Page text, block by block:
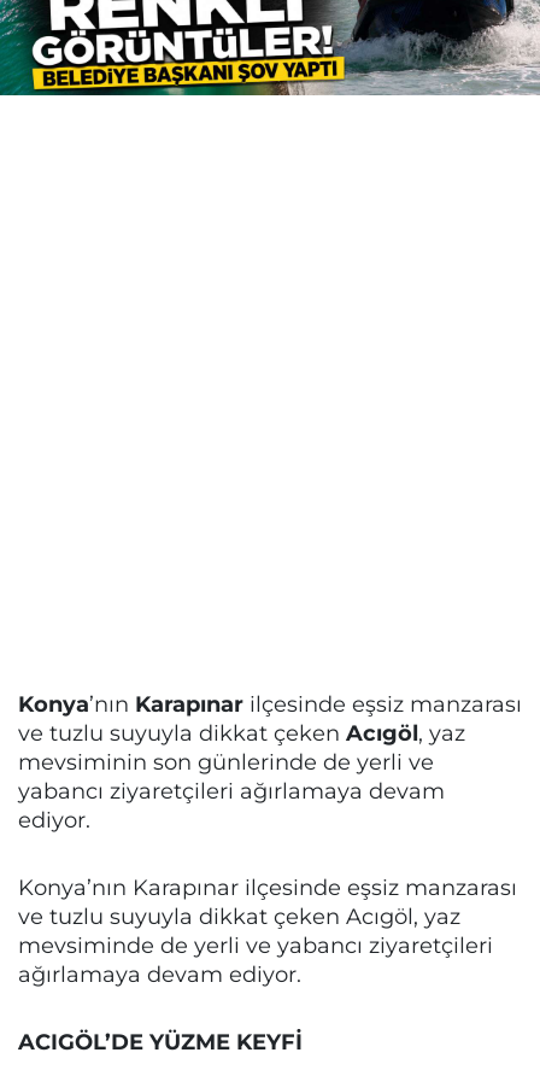
Konya’nın Karapınar ilçesinde eşsiz manzarası
ve tuzlu suyuyla dikkat çeken Acıgöl, yaz
mevsiminin son günlerinde de yerli ve
yabancı ziyaretçileri ağırlamaya devam
ediyor.
Konya’nın Karapınar ilçesinde eşsiz manzarası
ve tuzlu suyuyla dikkat çeken Acıgöl, yaz
mevsiminde de yerli ve yabancı ziyaretçileri
ağırlamaya devam ediyor.
ACIGÖL’DE YÜZME KEYFİ